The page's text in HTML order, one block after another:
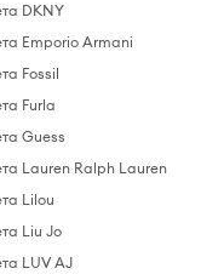
DKNY
Emporio Armani
Fossil
Furla
Guess
Lauren Ralph Lauren
Lilou
Liu Jo
LUV AJ